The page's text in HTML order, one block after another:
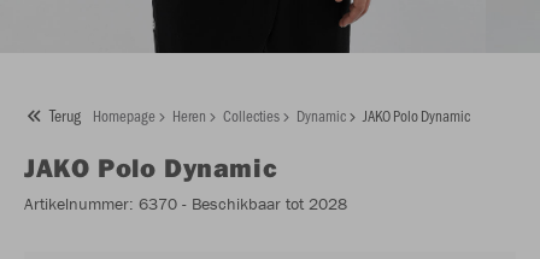
Terug Homepage Heren Collecties Dynamic JAKO Polo Dynamic
JAKO Polo Dynamic
Artikelnummer: 6370 - Beschikbaar tot 2028